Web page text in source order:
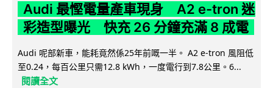
Audi 最慳電量產車現身 A2 e-tron 迷
彩造型曝光 快充 26 分鐘充滿 8 成電
Audi 呢部新車，能耗竟然係25年前嘅一半。 A2 e-tron 風阻低
至0.24，每百公里只需12.8 kWh，一度電行到7.8公里。6...
閱讀全文